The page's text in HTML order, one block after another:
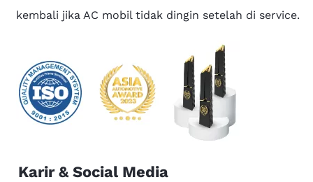
kembali jika AC mobil tidak dingin setelah di service.
Karir & Social Media